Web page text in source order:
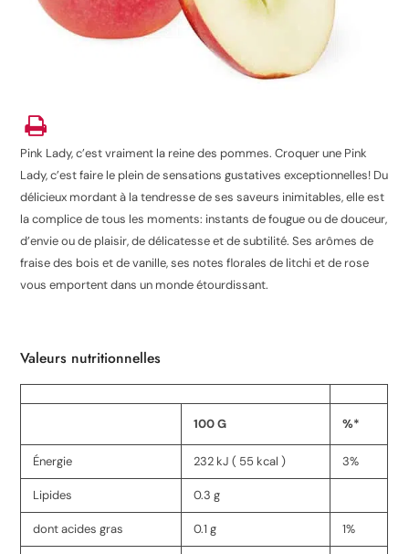
Pink Lady, c’est vraiment la reine des pommes. Croquer une Pink
Lady, c’est faire le plein de sensations gustatives exceptionnelles! Du
délicieux mordant à la tendresse de ses saveurs inimitables, elle est
la complice de tous les moments: instants de fougue ou de douceur,
d’envie ou de plaisir, de délicatesse et de subtilité. Ses arômes de
fraise des bois et de vanille, ses notes florales de litchi et de rose
vous emportent dans un monde étourdissant.
Valeurs nutritionnelles
100 G %*
Énergie 232 kJ ( 55 kcal ) 3%
Lipides 0.3 g
dont acides gras 0.1 g 1%